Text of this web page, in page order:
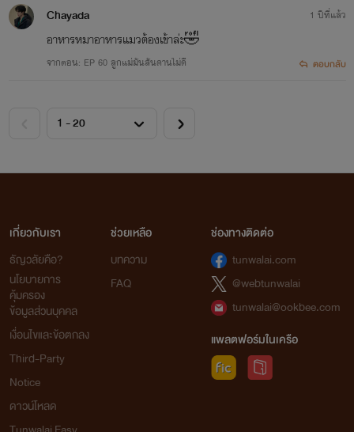
Chayada
อาหารหมาอาหารแมวต้องเข้าล่ะ🤣
จากตอน: EP 60 ลูกแม่มันสันดานไม่ดี
1 ปีที่แล้ว
ตอบกลับ
เกี่ยวกับเรา
ธัญวลัยคือ?
นโยบายการ
คุ้มครอง
ข้อมูลส่วนบุคคล
เงื่อนไขและข้อตกลง
Third-Party
Notice
ดาวน์โหลด
ช่วยเหลือ
บทความ
FAQ
ช่องทางติดต่อ
tunwalai.com
@webtunwalai
tunwalai@ookbee.com
แพลตฟอร์มในเครือ